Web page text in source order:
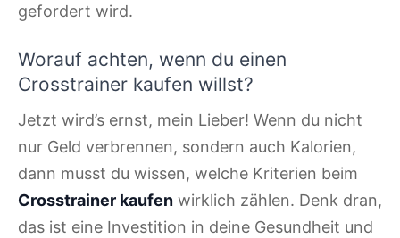
gefordert wird.
Worauf achten, wenn du einen
Crosstrainer kaufen willst?
Jetzt wird’s ernst, mein Lieber! Wenn du nicht
nur Geld verbrennen, sondern auch Kalorien,
dann musst du wissen, welche Kriterien beim
Crosstrainer kaufen wirklich zählen. Denk dran,
das ist eine Investition in deine Gesundheit und